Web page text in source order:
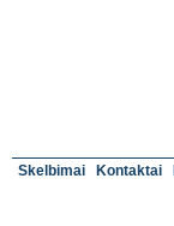
Skelbimai Kontaktai